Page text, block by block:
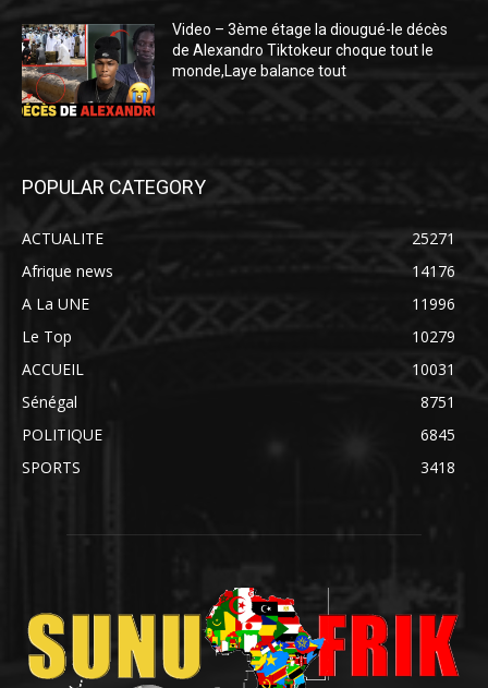
Video – 3ème étage la diougué-le décès
de Alexandro Tiktokeur choque tout le
monde,Laye balance tout
POPULAR CATEGORY
ACTUALITE
25271
Afrique news
14176
A La UNE
11996
Le Top
10279
ACCUEIL
10031
Sénégal
8751
POLITIQUE
6845
SPORTS
3418